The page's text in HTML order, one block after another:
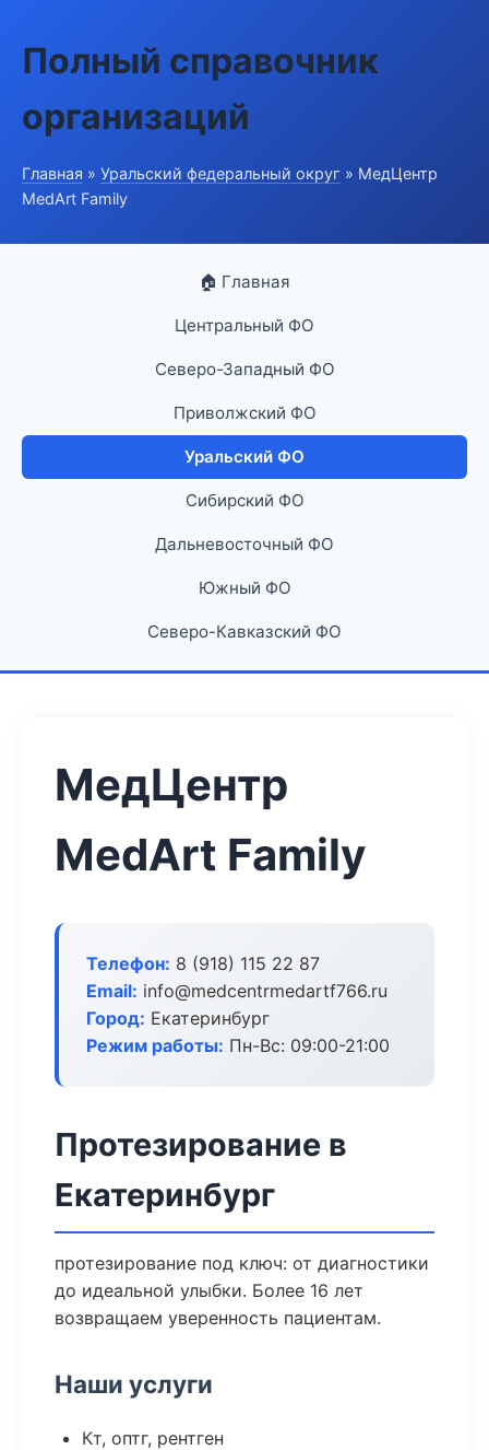
Полный справочник
организаций
Главная » Уральский федеральный округ » МедЦентр
MedArt Family
🏠 Главная
Центральный ФО
Северо-Западный ФО
Приволжский ФО
Уральский ФО
Сибирский ФО
Дальневосточный ФО
Южный ФО
Северо-Кавказский ФО
МедЦентр
MedArt Family
Телефон: 8 (918) 115 22 87
Email: info@medcentrmedartf766.ru
Город: Екатеринбург
Режим работы: Пн-Вс: 09:00-21:00
Протезирование в
Екатеринбург
протезирование под ключ: от диагностики
до идеальной улыбки. Более 16 лет
возвращаем уверенность пациентам.
Наши услуги
Кт, оптг, рентген